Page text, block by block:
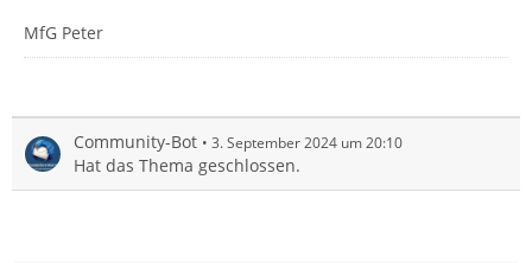
MfG Peter
Community-Bot 3. September 2024 um 20:10
Hat das Thema geschlossen.